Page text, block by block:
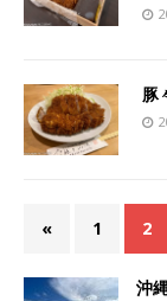
豚
« 1 2
沖